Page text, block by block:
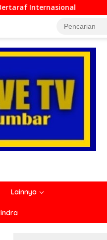
Ditreskrimum Polda
Lainnya